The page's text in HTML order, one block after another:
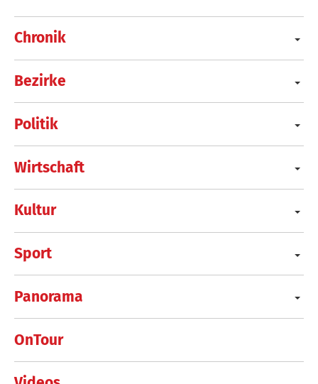
Chronik
Bezirke
Politik
Wirtschaft
Kultur
Sport
Panorama
OnTour